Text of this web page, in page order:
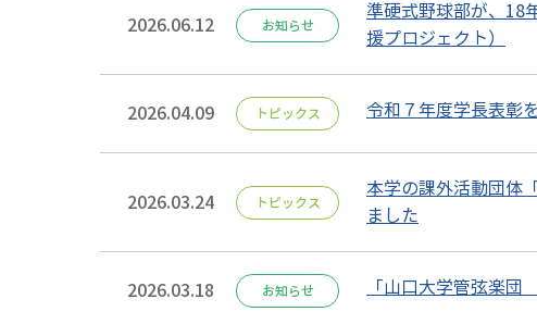
2026.06.12 お知らせ
準硬式野球部が、18
援プロジェクト）
2026.04.09 トピックス 令和７年度学長表彰
2026.03.24 トピックス
本学の課外活動団体
ました
2026.03.18 お知らせ 「山口大学管弦楽